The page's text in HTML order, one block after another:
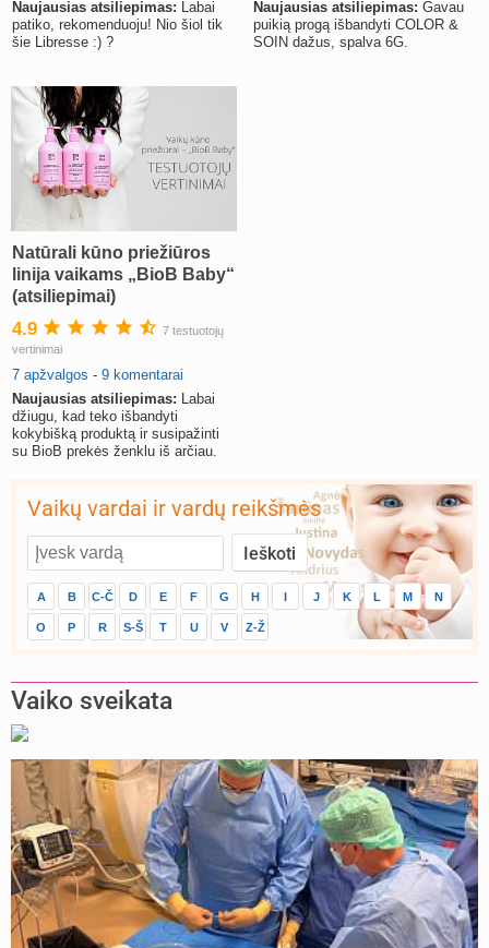
Naujausias atsiliepimas: Labai
patiko, rekomenduoju! Nio šiol tik
šie Libresse :) ?
Naujausias atsiliepimas: Gavau
puikią progą išbandyti COLOR &
SOIN dažus, spalva 6G.
Natūrali kūno priežiūros
linija vaikams „BioB Baby“
(atsiliepimai)
4.9
7 testuotojų
vertinimai
7 apžvalgos - 9 komentarai
Naujausias atsiliepimas: Labai
džiugu, kad teko išbandyti
kokybišką produktą ir susipažinti
su BioB prekės ženklu iš arčiau.
Vaikų vardai ir vardų reikšmės
A B C-Č D E F G H I J K L M N
O P R S-Š T U V Z-Ž
Vaiko sveikata